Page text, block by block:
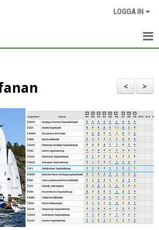
LOGGA IN
>
<